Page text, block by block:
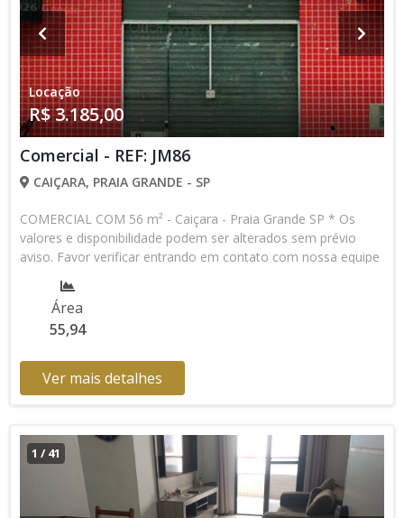
Locação
R$ 3.185,00
Comercial - REF: JM86
CAIÇARA, PRAIA GRANDE - SP
COMERCIAL COM 56 m² - Caiçara - Praia Grande SP * Os
valores e disponibilidade podem ser alterados sem prévio
aviso. Favor verificar entrando em contato com nossa equipe
Área
55,94
Ver mais detalhes
1 /41